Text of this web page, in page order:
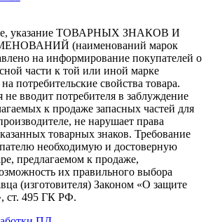
указание ТОВАРНЫХ ЗНАКОВ И
(наименований марок
на информирование покупателей о
части к той или иной марке
потребительские свойства товара.
вводит потребителя в заблуждение
к продаже запасных частей для
не нарушает права
товарных знаков. Требование
необходимую и достоверную
предлагаемом к продаже,
их правильного выбора
(изготовителя) Законом «О защите
ст. 495 ГК РФ.